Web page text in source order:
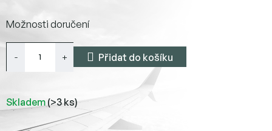
cena:
Skladem (>3 ks)
Možnosti doručení
Přidat do košíku